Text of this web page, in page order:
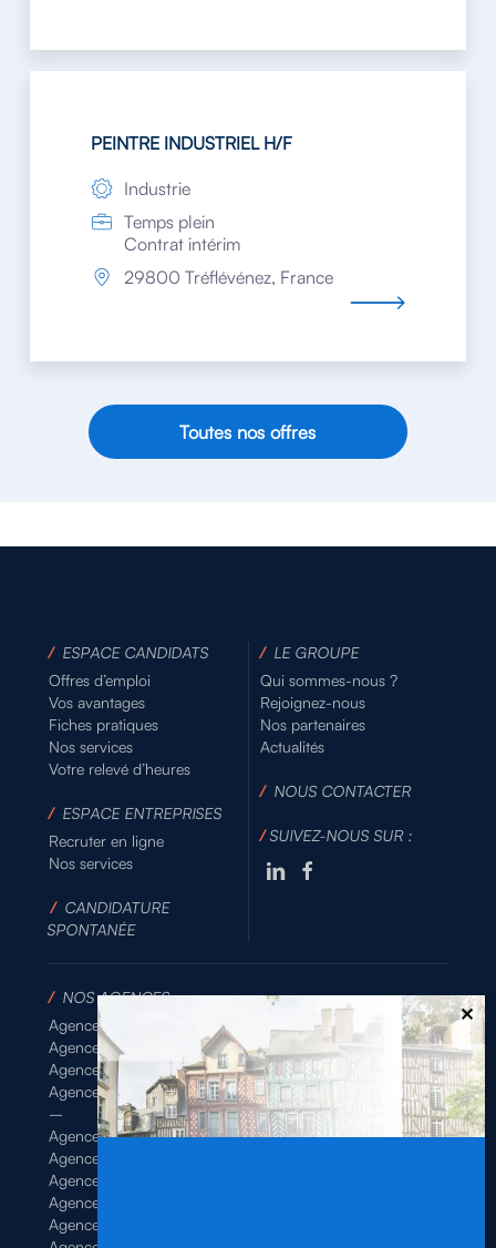
PEINTRE INDUSTRIEL H/F
Industrie
Temps plein
Contrat intérim
29800 Tréflévénez, France
Toutes nos offres
/ ESPACE CANDIDATS
Offres d’emploi
Vos avantages
Fiches pratiques
Nos services
Votre relevé d’heures
/ ESPACE ENTREPRISES
Recruter en ligne
Nos services
/ CANDIDATURE
SPONTANÉE
/ LE GROUPE
Qui sommes-nous ?
Rejoignez-nous
Nos partenaires
Actualités
/NOUS CONTACTER
/SUIVEZ-NOUS SUR :
/ NOS AGENCES
Agence de Rennes Industrie
Agence de Rennes Généraliste
Agence de Rennes BTP
Agence de Rennes Tertiaire
–
Agence de Brest
Agence de Dinan
Agence de Lamballe
Agence de Landivisiau
Agence de Pontivy